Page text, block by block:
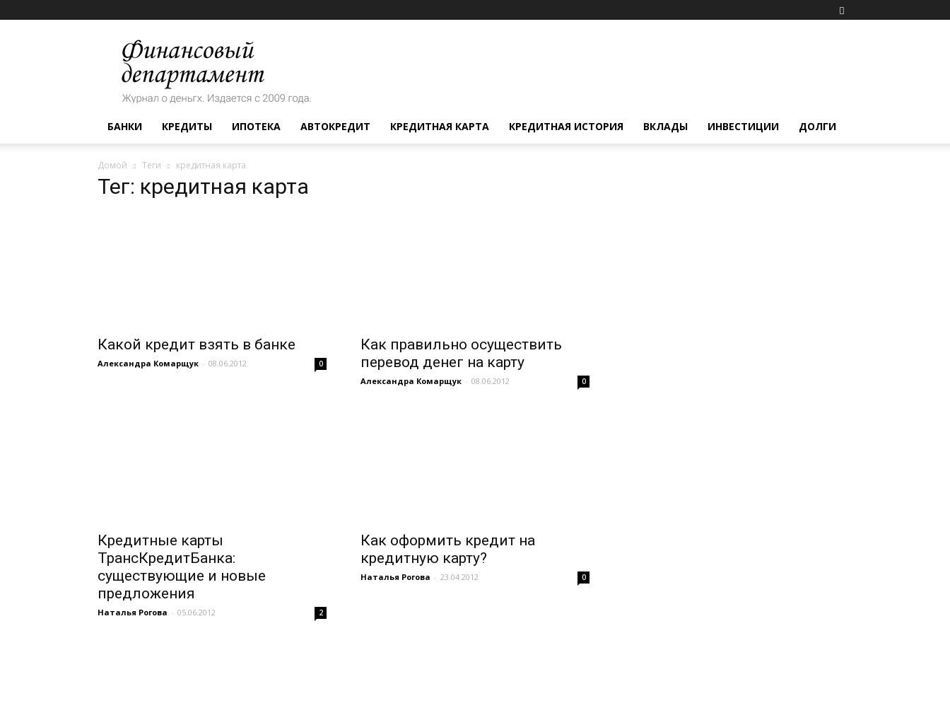
Финансовый
департамент
БАНКИ КРЕДИТЫ ИПОТЕКА АВТОКРЕДИТ КРЕДИТНАЯ КАРТА КРЕДИТНАЯ ИСТОРИЯ ВКЛАДЫ ИНВЕСТИЦИИ ДОЛГИ
Домой Теги кредитная карта
Тег: кредитная карта
Какой кредит взять в банке
Александра Комарщук - 08.06.2012 0
Как правильно осуществить
перевод денег на карту
Александра Комарщук - 08.06.2012 0
Кредитные карты
ТрансКредитБанка:
существующие и новые
предложения
Наталья Рогова - 05.06.2012 2
Как оформить кредит на
кредитную карту?
Наталья Рогова - 23.04.2012 0